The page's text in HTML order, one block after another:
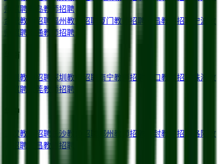
师招聘
青岛教师招聘
合肥教师招聘 福州教师招聘 厦门 教师招聘 南昌教师招聘 宁波
师招聘
南通教师招聘
华南
教师招聘 深圳 教师招聘 南宁教师招聘 海口教师招聘 珠海
教
师招聘
东莞教师招聘
华中
武汉教师招聘 长沙教师招聘 郑州教师招聘 开封教师招聘 洛阳
教
师招聘
宜昌教师招聘